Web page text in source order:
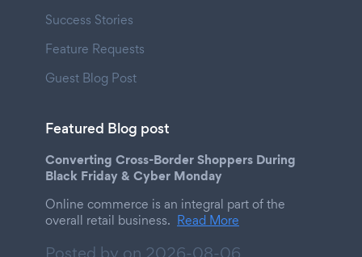
Success Stories
Feature Requests
Guest Blog Post
Featured Blog post
Converting Cross-Border Shoppers During
Black Friday & Cyber Monday
Online commerce is an integral part of the
overall retail business. Read More
Posted by on 2026-08-06